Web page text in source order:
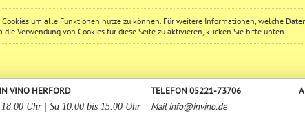
Cookies um alle Funktionen nutze zu können. Für weitere Informationen, welche
die Verwendung von Cookies für diese Seite zu aktivieren, klicken Sie bitte unten.
VINO HERFORD
Uhr | Sa 10.00 bis 15.00 Uhr
TELEFON 05221-73706
Mailinfo@invino.de